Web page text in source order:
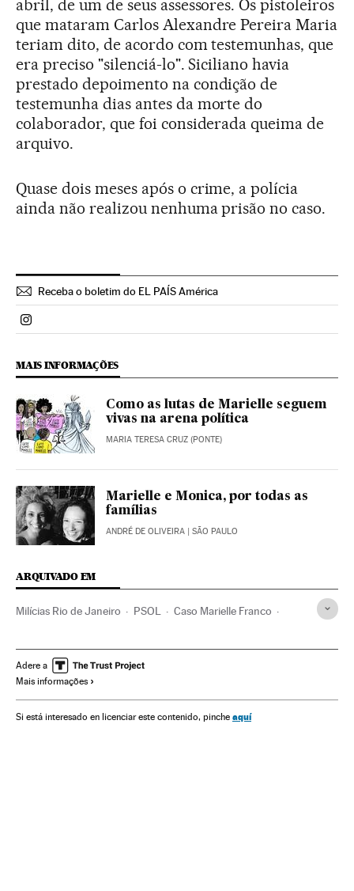
abril, de um de seus assessores. Os pistoleiros
que mataram Carlos Alexandre Pereira Maria
teriam dito, de acordo com testemunhas, que
era preciso "silenciá-lo". Siciliano havia
prestado depoimento na condição de
testemunha dias antes da morte do
colaborador, que foi considerada queima de
arquivo.
Quase dois meses após o crime, a polícia
ainda não realizou nenhuma prisão no caso.
Receba o boletim do EL PAÍS América
Politica El País Brasil en Instagram
MAIS INFORMAÇÕES
Como as lutas de Marielle seguem
vivas na arena política
MARIA TERESA CRUZ (PONTE)
Marielle e Monica, por todas as
famílias
ANDRÉ DE OLIVEIRA | SÃO PAULO
ARQUIVADO EM
Milícias Rio de Janeiro PSOL Caso Marielle Franco
Crime organizado Brasil
Casos judiciais
América Latina Partidos políticos Acontecimentos
Adere a
Mais informações
Si está interesado en licenciar este contenido, pinche aquí